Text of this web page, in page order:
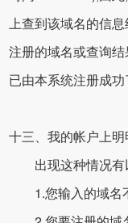
上查到该域名的信
注册的域名或查询
已由本系统注册成功
十三、我的帐户上
出现这种情况有
1.您输入的域名